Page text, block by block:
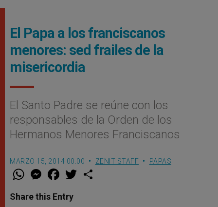
El Papa a los franciscanos
menores: sed frailes de la
misericordia
El Santo Padre se reúne con los
responsables de la Orden de los
Hermanos Menores Franciscanos
MARZO 15, 2014 00:00 ZENIT STAFF PAPAS
W
t
s
M
e
s
e
F
a
e
b
w
Share this Entry